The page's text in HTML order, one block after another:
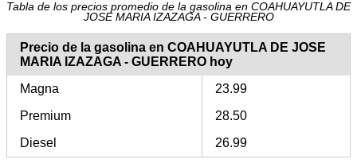
Tabla de los precios promedio de la gasolina en COAHUAYUTLA DE
JOSE MARIA IZAZAGA - GUERRERO
Precio de la gasolina en COAHUAYUTLA DE JOSE
MARIA IZAZAGA - GUERRERO hoy
Magna
23.99
Premium
28.50
Diesel
26.99